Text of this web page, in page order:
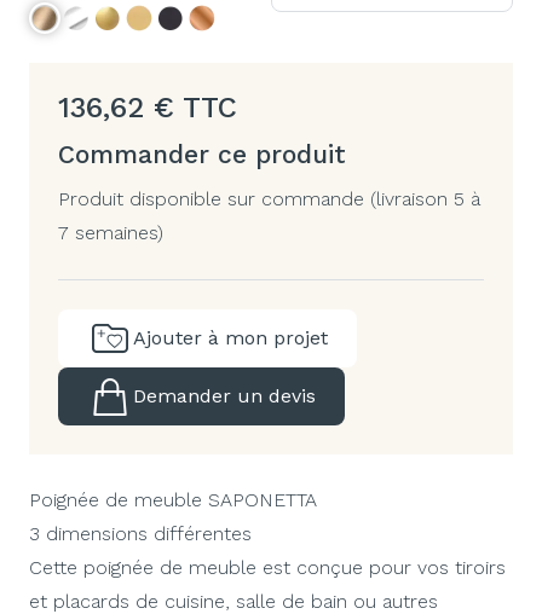
136,62 € TTC
Commander ce produit
Produit disponible sur commande (livraison 5 à
7 semaines)
Ajouter à mon projet
Demander un devis
Poignée de meuble SAPONETTA
3 dimensions différentes
Cette poignée de meuble est conçue pour vos tiroirs
et placards de cuisine, salle de bain ou autres